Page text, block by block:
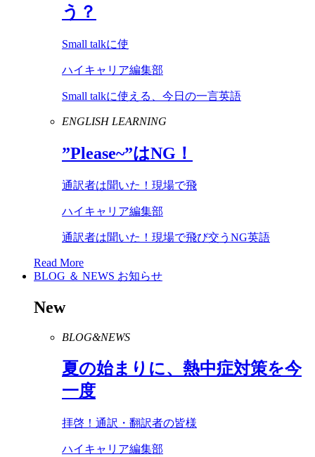
う？
Small talkに使
ハイキャリア編集部
Small talkに使える、今日の一言英語
ENGLISH LEARNING
”Please~”はNG ！
通訳者は聞いた！現場で飛
ハイキャリア編集部
通訳者は聞いた！現場で飛び交うNG英語
Read More
BLOG ＆ NEWS お知らせ
New
BLOG&NEWS
夏の始まりに、熱中症対策を今
一度
拝啓！通訳・翻訳者の皆様
ハイキャリア編集部